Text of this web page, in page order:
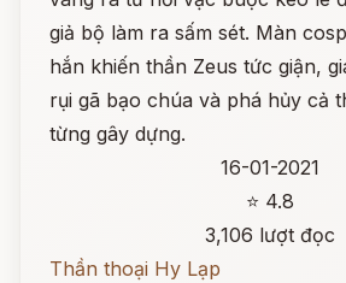
giả bộ làm ra sấm sét. Màn
hắn khiến thần Zeus tức giận,
rụi gã bạo chúa và phá hủy cả
từng gây dựng.
16-01-2021
⭐ 4.8
3,106 lượt đọc
Thần thoại Hy Lạp